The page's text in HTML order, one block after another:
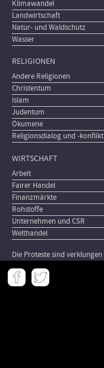
Klimawandel
Landwirtschaft
Natur- und Waldschutz
Wasser
RELIGIONEN
Andere Religionen
Christentum
Islam
Judentum
Ökumene
Religionsdialog und -konflikt
WIRTSCHAFT
Arbeit
Fairer Handel
Finanzmärkte
Rohstoffe
Unternehmen und CSR
Welthandel
Die Proteste sind verklungen
Meta
-